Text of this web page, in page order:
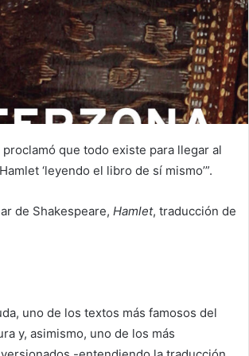
proclamó que todo existe para llegar al
‘leyendo el libro de sí mismo’”.
de Shakespeare, Hamlet, traducción de
uno de los textos más famosos del
y, asimismo, uno de los más